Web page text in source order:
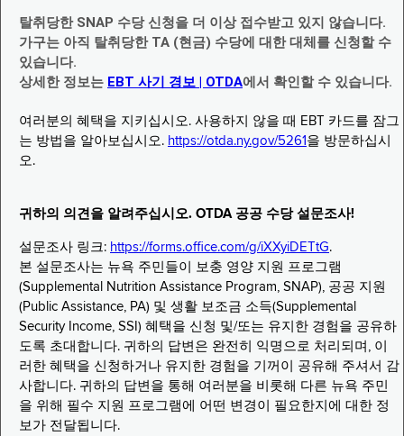
탈취당한 SNAP 수당 신청을 더 이상 접수받고 있지 않습니다.
가구는 아직 탈취당한 TA (현금) 수당에 대한 대체를 신청할 수
있습니다.
상세한 정보는 EBT 사기 경보 | OTDA에서 확인할 수 있습니다.
여러분의 혜택을 지키십시오. 사용하지 않을 때 EBT 카드를 잠그
는 방법을 알아보십시오. https://otda.ny.gov/5261 을 방문하십시
오.
귀하의 의견을 알려주십시오. OTDA 공공 수당 설문조사!
설문조사 링크: https://forms.office.com/g/iXXyiDETtG.
본 설문조사는 뉴욕 주민들이 보충 영양 지원 프로그램
(Supplemental Nutrition Assistance Program, SNAP), 공공 지원
(Public Assistance, PA) 및 생활 보조금 소득(Supplemental
Security Income, SSI) 혜택을 신청 및/또는 유지한 경험을 공유하
도록 초대합니다. 귀하의 답변은 완전히 익명으로 처리되며, 이
러한 혜택을 신청하거나 유지한 경험을 기꺼이 공유해 주셔서 감
사합니다. 귀하의 답변을 통해 여러분을 비롯해 다른 뉴욕 주민
을 위해 필수 지원 프로그램에 어떤 변경이 필요한지에 대한 정
보가 전달됩니다.